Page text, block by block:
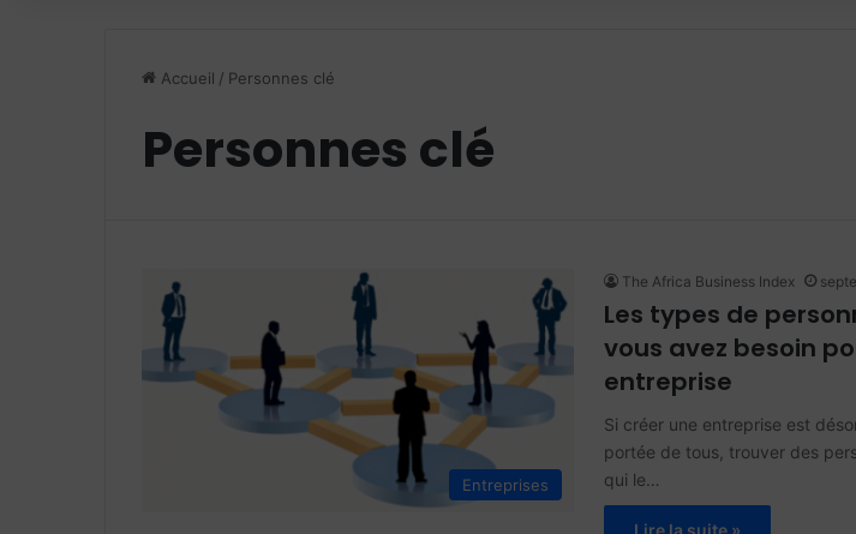
Accueil / Personnes clé
Personnes clé
Entreprises
The Africa Business Index
Les types de
vous avez besoin
entreprise
Si créer une entreprise est
portée de tous, trouver des
qui le…
Lire la suite »